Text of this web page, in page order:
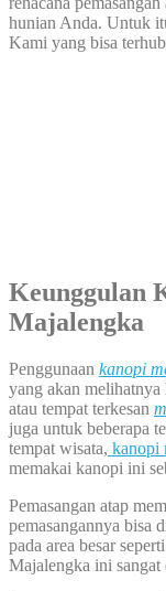
hunian Anda. Untuk
Kami yang bisa
Keunggulan
Majalengka
Penggunaan kanopi
yang akan
atau tempat terkesan
juga untuk beberapa
tempat wisata, kanopi
memakai kanopi ini
Pemasangan atap
pemasangannya bisa
pada area besar
Majalengka ini